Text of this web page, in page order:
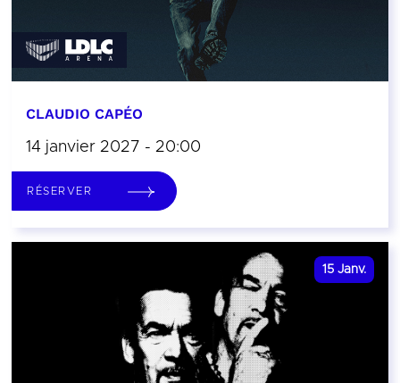
CLAUDIO CAPÉO
14 janvier 2027 - 20:00
RÉSERVER
15 Janv.